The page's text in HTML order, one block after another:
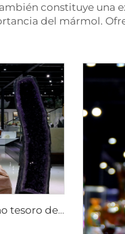
constituye una
del mármol.
Adorno de piedra – Un pequeño tesoro de la artesanía de la naturaleza artesanías de piedra obras de arte en piedra